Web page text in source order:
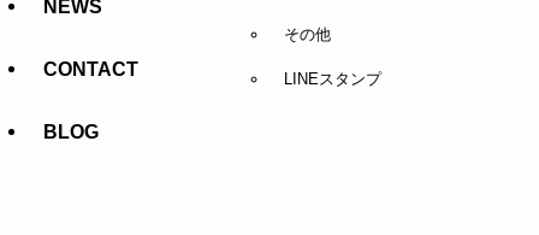
NEWS
CONTACT
BLOG
その他
LINEスタンプ